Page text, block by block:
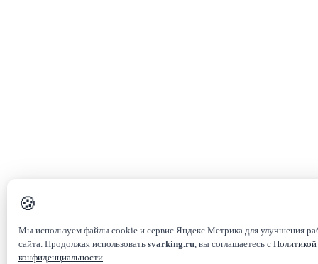
🍪
Мы используем файлы cookie и сервис Яндекс.Метрика для улучшения
сайта. Продолжая использовать svarking.ru, вы соглашаетесь с Политикой
конфиденциальности.